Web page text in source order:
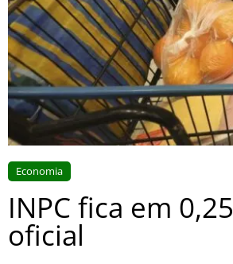
Economia
INPC fica em
oficial